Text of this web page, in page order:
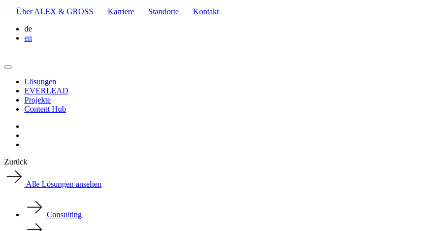
Über ALEX & GROSS Karriere Standorte
Kontakt
de
en
Lösungen
EVERLEAD
Projekte
Content Hub
Zurück
Alle Lösungen ansehen
Consulting